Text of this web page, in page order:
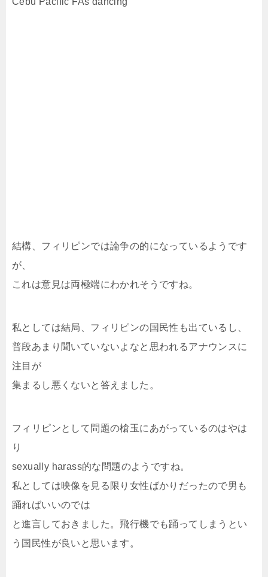
結構、フィリピンでは論争の的になっているようです
が、
これは意見は両極端にわかれそうですね。
私としては結局、フィリピンの国民性も出ているし、
普段あまり聞いていないよなと思われるアナウンスに
注目が
集まるし悪くないと答えました。
フィリピンとして問題の槍玉にあがっているのはやは
り
sexually harass的な問題のようですね。
私としては映像を見る限り女性ばかりだったので男も
踊ればいいのでは
と進言しておきました。飛行機でも踊ってしまうとい
う国民性が良いと思います。